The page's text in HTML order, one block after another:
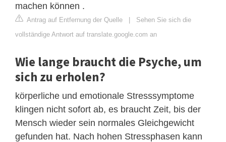
machen können .
Antrag auf Entfernung der Quelle | Sehen Sie sich die
vollständige Antwort auf translate.google.com an
Wie lange braucht die Psyche, um
sich zu erholen?
körperliche und emotionale Stresssymptome
klingen nicht sofort ab, es braucht Zeit, bis der
Mensch wieder sein normales Gleichgewicht
gefunden hat. Nach hohen Stressphasen kann